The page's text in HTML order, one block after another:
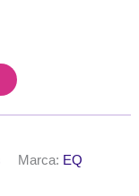
Marca: EQ